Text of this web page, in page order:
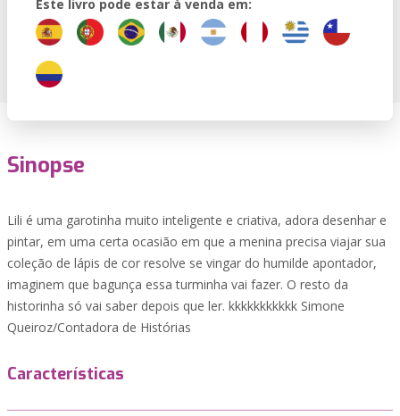
Este livro pode estar à venda em:
Sinopse
Lili é uma garotinha muito inteligente e criativa, adora desenhar e
pintar, em uma certa ocasião em que a menina precisa viajar sua
coleção de lápis de cor resolve se vingar do humilde apontador,
imaginem que bagunça essa turminha vai fazer. O resto da
historinha só vai saber depois que ler. kkkkkkkkkkk Simone
Queiroz/Contadora de Histórias
Características